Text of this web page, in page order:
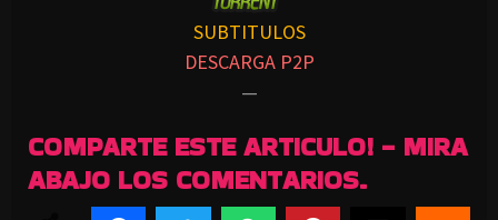
SUBTITULOS
DESCARGA P2P
—
COMPARTE ESTE ARTICULO! - MIRA
ABAJO LOS COMENTARIOS.